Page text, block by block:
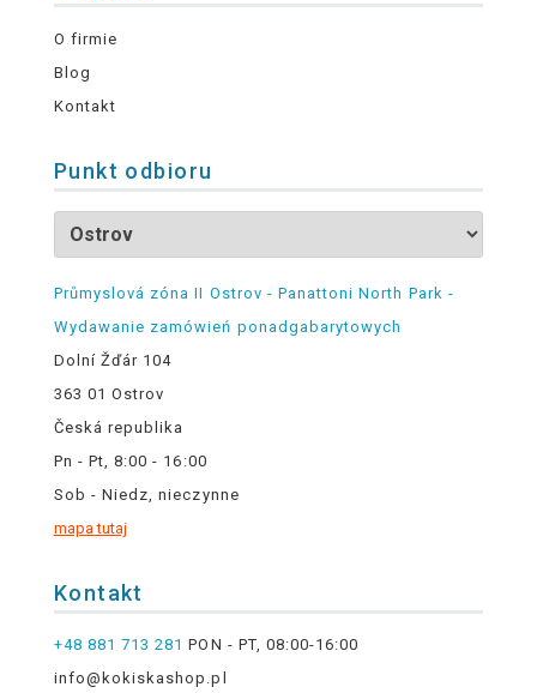
O firmie
Blog
Kontakt
Punkt odbioru
Průmyslová zóna II Ostrov - Panattoni North Park -
Wydawanie zamówień ponadgabarytowych
Dolní Žďár 104
363 01 Ostrov
Česká republika
Pn - Pt, 8:00 - 16:00
Sob - Niedz, nieczynne
mapa tutaj
Kontakt
+48 881 713 281 PON - PT, 08:00-16:00
info@kokiskashop.pl